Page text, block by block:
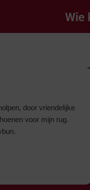
Wie
door vriendelijke
voor mijn rug.